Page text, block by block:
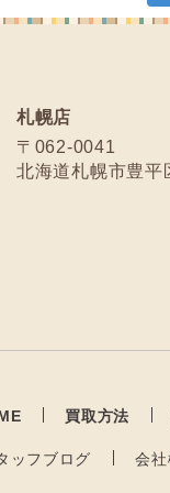
札幌店
〒062-0041
北海道札幌市豊平
買取方法
ッフブログ 会社